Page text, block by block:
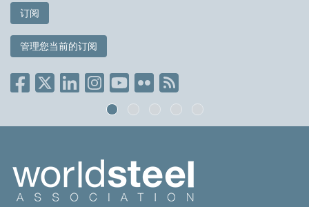
订阅
管理您当前的订阅